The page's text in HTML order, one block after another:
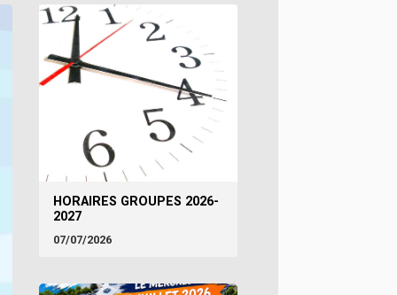
HORAIRES GROUPES 2026-
2027
07/07/2026